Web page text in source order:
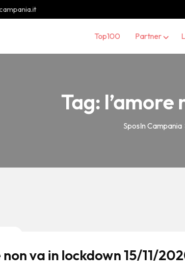
Top100 Partner
Tag: l’amore
SposIn Campania
non va in lockdown 15/11/